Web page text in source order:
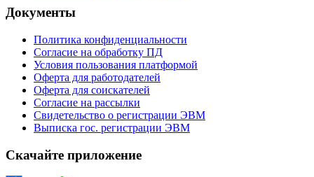
Документы
Политика конфиденциальности
Согласие на обработку ПД
Условия пользования платформой
Оферта для работодателей
Оферта для соискателей
Согласие на рассылки
Свидетельство о регистрации ЭВМ
Выписка гос. регистрации ЭВМ
Скачайте приложение